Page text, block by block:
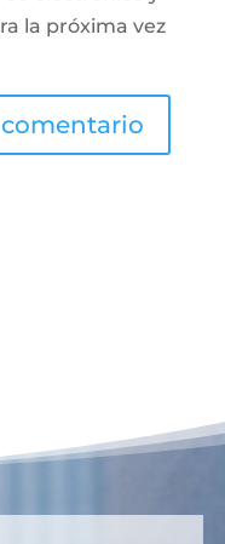
la próxima vez